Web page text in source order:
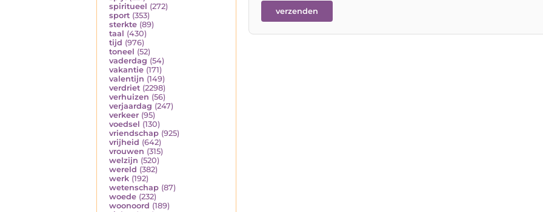
spiritueel (272)
sport (353)
sterkte (89)
taal (430)
tijd (976)
toneel (52)
vaderdag (54)
vakantie (171)
valentijn (149)
verdriet (2298)
verhuizen (56)
verjaardag (247)
verkeer (95)
voedsel (130)
vriendschap (925)
vrijheid (642)
vrouwen (315)
welzijn (520)
wereld (382)
werk (192)
wetenschap (87)
woede (232)
woonoord (189)